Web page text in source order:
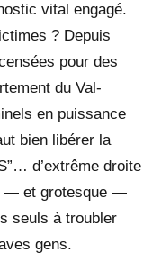
vital engagé.
? Depuis
pour des
du Val-
en puissance
bien libérer la
d’extrême droite
— et grotesque —
seuls à troubler
gens.